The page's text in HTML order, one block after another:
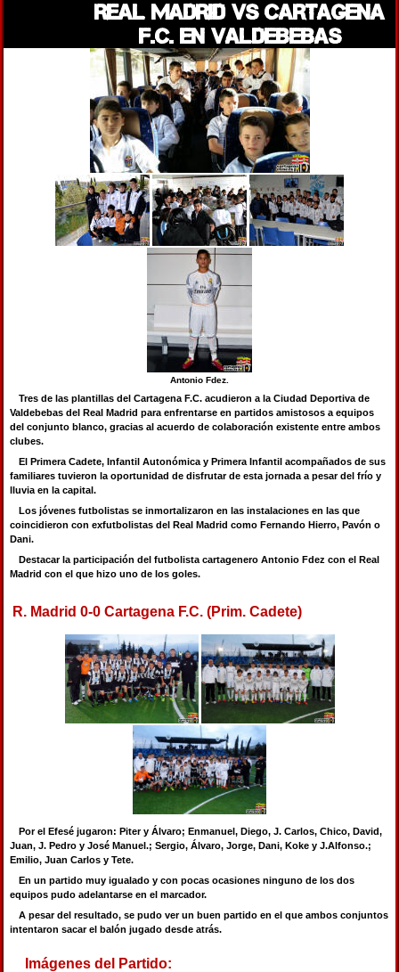
REAL MADRID vs CARTAGENA
F.C. EN VALDEBEBAS
Antonio Fdez.
Tres de las plantillas del Cartagena F.C. acudieron a la Ciudad Deportiva de
Valdebebas del Real Madrid para enfrentarse en partidos amistosos a equipos
del conjunto blanco, gracias al acuerdo de colaboración existente entre ambos
clubes.
El Primera Cadete, Infantil Autonómica y Primera Infantil acompañados de sus
familiares tuvieron la oportunidad de disfrutar de esta jornada a pesar del frío y
lluvia en la capital.
Los jóvenes futbolistas se inmortalizaron en las instalaciones en las que
coincidieron con exfutbolistas del Real Madrid como Fernando Hierro, Pavón o
Dani.
Destacar la participación del futbolista cartagenero Antonio Fdez con el Real
Madrid con el que hizo uno de los goles.
R. Madrid 0-0 Cartagena F.C. (Prim. Cadete)
Por el Efesé jugaron: Piter y Álvaro; Enmanuel, Diego, J. Carlos, Chico, David,
Juan, J. Pedro y José Manuel.; Sergio, Álvaro, Jorge, Dani, Koke y J.Alfonso.;
Emilio, Juan Carlos y Tete.
En un partido muy igualado y con pocas ocasiones ninguno de los dos
equipos pudo adelantarse en el marcador.
A pesar del resultado, se pudo ver un buen partido en el que ambos conjuntos
intentaron sacar el balón jugado desde atrás.
Imágenes del Partido: